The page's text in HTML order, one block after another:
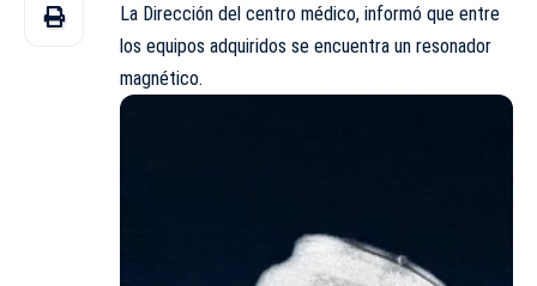
La Dirección del centro médico, informó que entre
los equipos adquiridos se encuentra un resonador
magnético.